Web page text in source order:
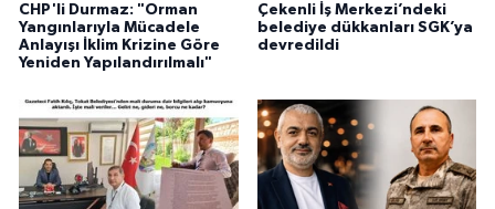
CHP'li Durmaz: "Orman
Yangınlarıyla Mücadele
Anlayışı İklim Krizine Göre
Yeniden Yapılandırılmalı"
Çekenli İş Merkezi’ndeki
belediye dükkanları SGK’ya
devredildi